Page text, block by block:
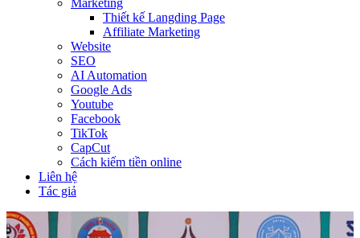
Marketing
Thiết kế Langding Page
Affiliate Marketing
Website
SEO
AI Automation
Google Ads
Youtube
Facebook
TikTok
CapCut
Cách kiếm tiền online
Liên hệ
Tác giả